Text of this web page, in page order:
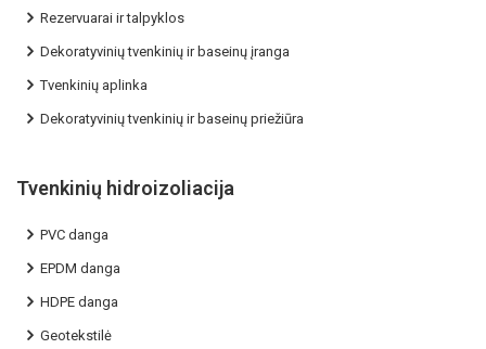
Rezervuarai ir talpyklos
Dekoratyvinių tvenkinių ir baseinų įranga
Tvenkinių aplinka
Dekoratyvinių tvenkinių ir baseinų priežiūra
Tvenkinių hidroizoliacija
PVC danga
EPDM danga
HDPE danga
Geotekstilė